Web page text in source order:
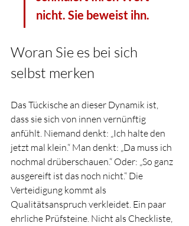
nicht. Sie beweist ihn.
Woran Sie es bei sich
selbst merken
Das Tückische an dieser Dynamik ist,
dass sie sich von innen vernünftig
anfühlt. Niemand denkt: „Ich halte den
jetzt mal klein.“ Man denkt: „Da muss ich
nochmal drüberschauen.“ Oder: „So ganz
ausgereift ist das noch nicht.“ Die
Verteidigung kommt als
Qualitätsanspruch verkleidet. Ein paar
ehrliche Prüfsteine. Nicht als Checkliste,